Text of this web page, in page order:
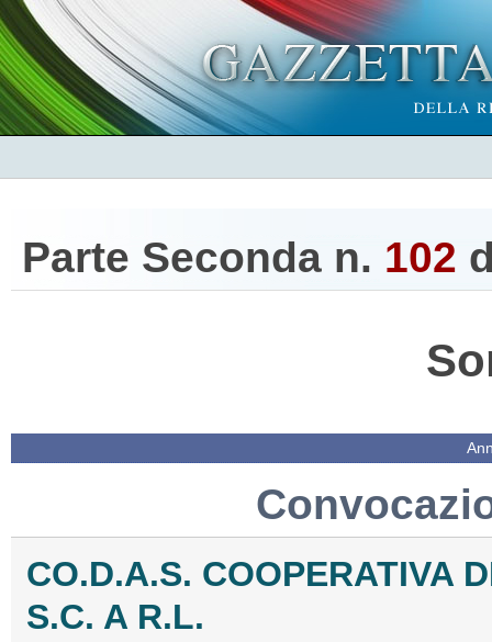
Parte Seconda n. 102
CO.D.A.S. COOPERATIVA
S.C. A R.L.